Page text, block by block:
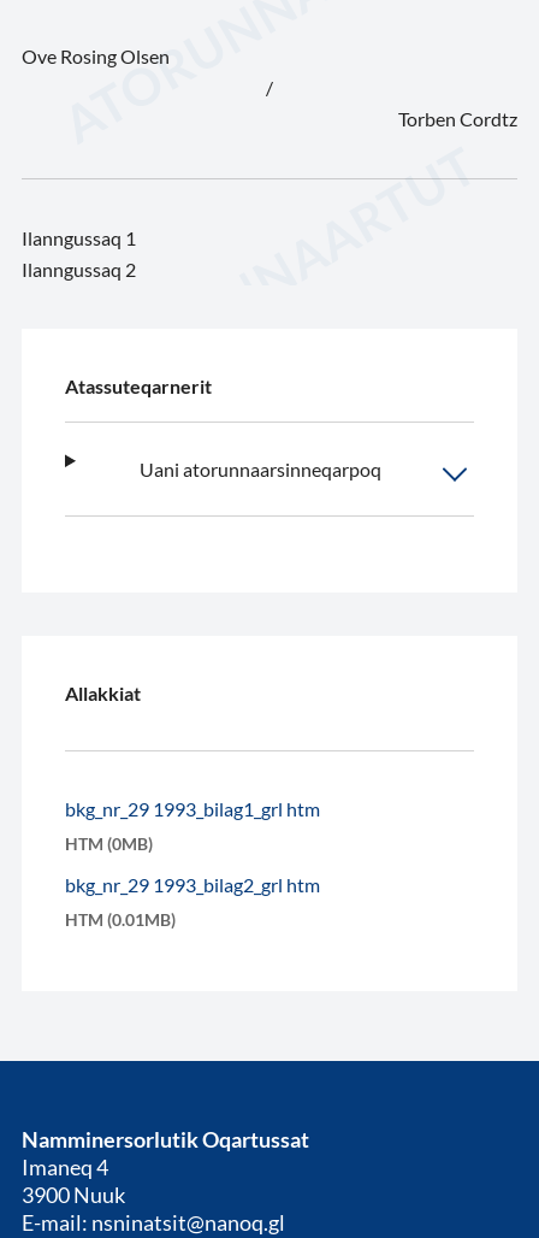
Ove Rosing Olsen
/
Torben Cordtz
Ilanngussaq 1
Ilanngussaq 2
Atassuteqarnerit
Uani atorunnaarsinneqarpoq
Allakkiat
bkg_nr_29 1993_bilag1_grl htm
HTM (0MB)
bkg_nr_29 1993_bilag2_grl htm
HTM (0.01MB)
Namminersorlutik Oqartussat
Imaneq 4
3900 Nuuk
E-mail: nsninatsit@nanoq.gl